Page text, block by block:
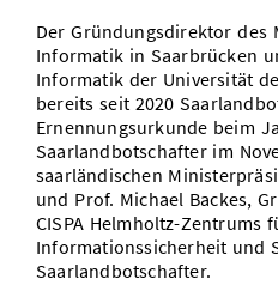
SIC Podcast
Alumni
Der Gründungsdirektor des
Informatik in Saarbrücken
Informatik der Universität
bereits seit 2020
Ernennungsurkunde beim
Saarlandbotschafter im
saarländischen
und Prof. Michael Backes,
CISPA Helmholtz-Zentrums
Informationssicherheit und
Saarlandbotschafter.